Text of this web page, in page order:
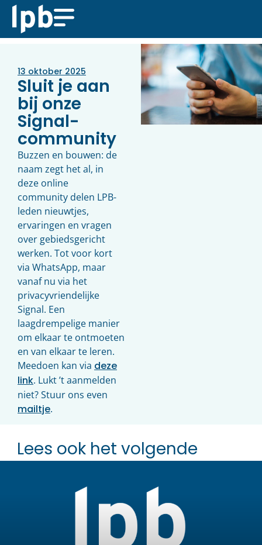
13 oktober 2025
Sluit je aan
bij onze
Signal-
community
Buzzen en bouwen: de
naam zegt het al, in
deze online
community delen LPB-
leden nieuwtjes,
ervaringen en vragen
over gebiedsgericht
werken. Tot voor kort
via WhatsApp, maar
vanaf nu via het
privacyvriendelijke
Signal. Een
laagdrempelige manier
om elkaar te ontmoeten
en van elkaar te leren.
Meedoen kan via deze
link. Lukt ’t aanmelden
niet? Stuur ons even
mailtje.
Lees ook het volgende